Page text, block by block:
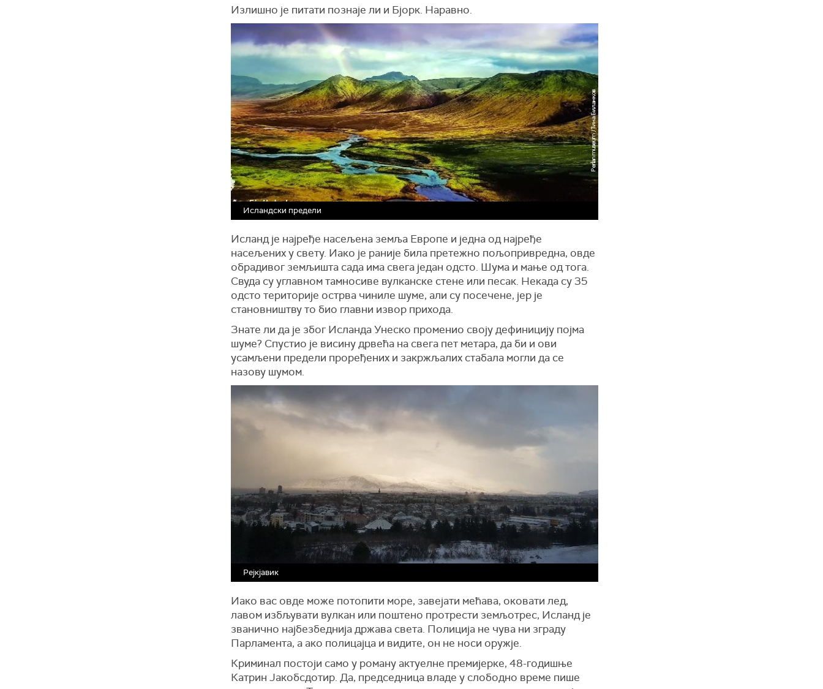
Излишно је питати познаје ли и Бјорк. Наравно.
Исландски предели
Исланд је најређе насељена земља Европе и једна од најређе
насељених у свету. Иако је раније била претежно пољопривредна, овде
обрадивог земљишта сада има свега један одсто. Шума и мање од тога.
Свуда су углавном тамносиве вулканске стене или песак. Некада су 35
одсто територије острва чиниле шуме, али су посечене, јер је
становништву то био главни извор прихода.
Знате ли да је због Исланда Унеско променио своју дефиницију појма
шуме? Спустио је висину дрвећа на свега пет метара, да би и ови
усамљени предели проређених и закржљалих стабала могли да се
назову шумом.
Рејкјавик
Иако вас овде може потопити море, завејати мећава, оковати лед,
лавом избљувати вулкан или поштено протрести земљотрес, Исланд је
званично најбезбеднија држава света. Полиција не чува ни зграду
Парламента, а ако полицајца и видите, он не носи оружје.
Криминал постоји само у роману актуелне премијерке, 48-годишње
Катрин Јакобсдотир. Да, председница владе у слободно време пише